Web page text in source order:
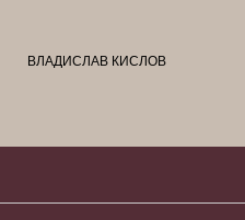
ВЛАДИСЛАВ КИСЛОВ